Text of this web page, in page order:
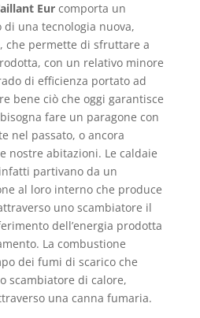
Eurcomporta un
una tecnologia nuova,
che permette di sfruttare a
con un relativo minore
di efficienza portato ad
bene ciò che oggi garantisce
fare un paragone con
nel passato, o ancora
nostre abitazioni. Le caldaie
partivano da un
al loro interno che produce
uno scambiatore il
dell’energia prodotta
La combustione
dei fumi di scarico che
scambiatore di calore,
una canna fumaria.